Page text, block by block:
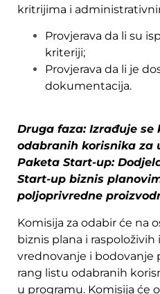
kritrijima i
Provjerava da li su
kriteriji;
Provjerava da li je
dokumentacija.
Druga faza: Izrađuje se
odabranih korisnika za
Paketa Start-up:
Start-up biznis
poljoprivredne
Komisija za odabir će na
biznis plana i
vrednovanje i bodovanje
rang listu odabranih
u programu. Komisija će